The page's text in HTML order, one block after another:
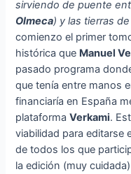
sirviendo de puente
Olmeca) y las tierras
comienzo el primer
histórica que Manuel
pasado programa
que tenía entre manos
financiaría en España
plataformaVerkami.
viabilidad para editarse
de todos los que
la edición (muy